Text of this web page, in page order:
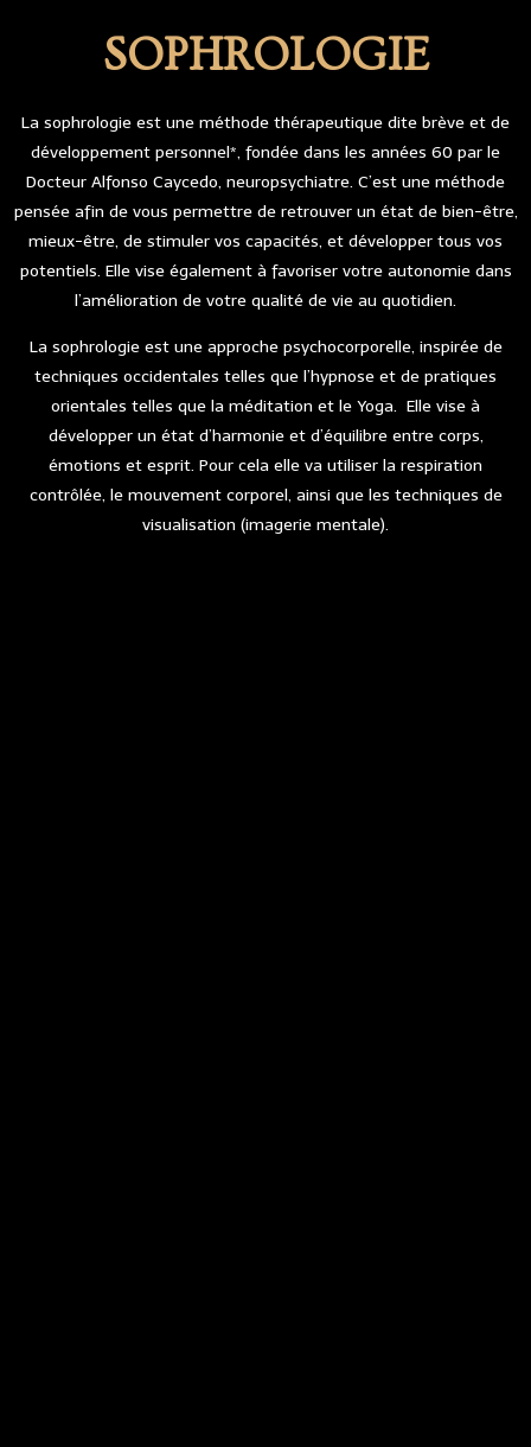
SOPHROLOGIE
La sophrologie est une méthode thérapeutique dite brève et de
développement personnel*, fondée dans les années 60 par le
Docteur Alfonso Caycedo, neuropsychiatre. C’est une méthode
pensée afin de vous permettre de retrouver un état de bien-être,
mieux-être, de stimuler vos capacités, et développer tous vos
potentiels. Elle vise également à favoriser votre autonomie dans
l’amélioration de votre qualité de vie au quotidien.
La sophrologie est une approche psychocorporelle, inspirée de
techniques occidentales telles que l’hypnose et de pratiques
orientales telles que la méditation et le Yoga. Elle vise à
développer un état d’harmonie et d’équilibre entre corps,
émotions et esprit. Pour cela elle va utiliser la respiration
contrôlée, le mouvement corporel, ainsi que les techniques de
visualisation (imagerie mentale).